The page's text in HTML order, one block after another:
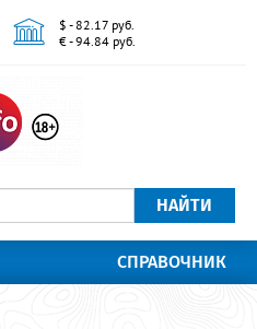
$ - 82.17 руб.
€ - 94.84 руб.
НАЙТИ
СПРАВОЧНИК